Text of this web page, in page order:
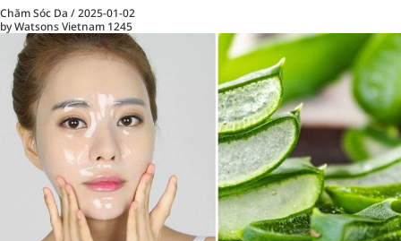
Chăm Sóc Da /2025-01-02
by Watsons Vietnam 1245